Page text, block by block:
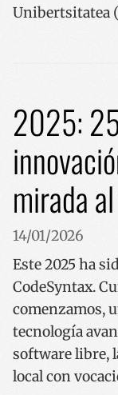
Unibertsitatea
2025:
mirada
14/01/2026
Este 2025 ha
CodeSyntax.
comenzamos,
tecnología
software libre,
local con